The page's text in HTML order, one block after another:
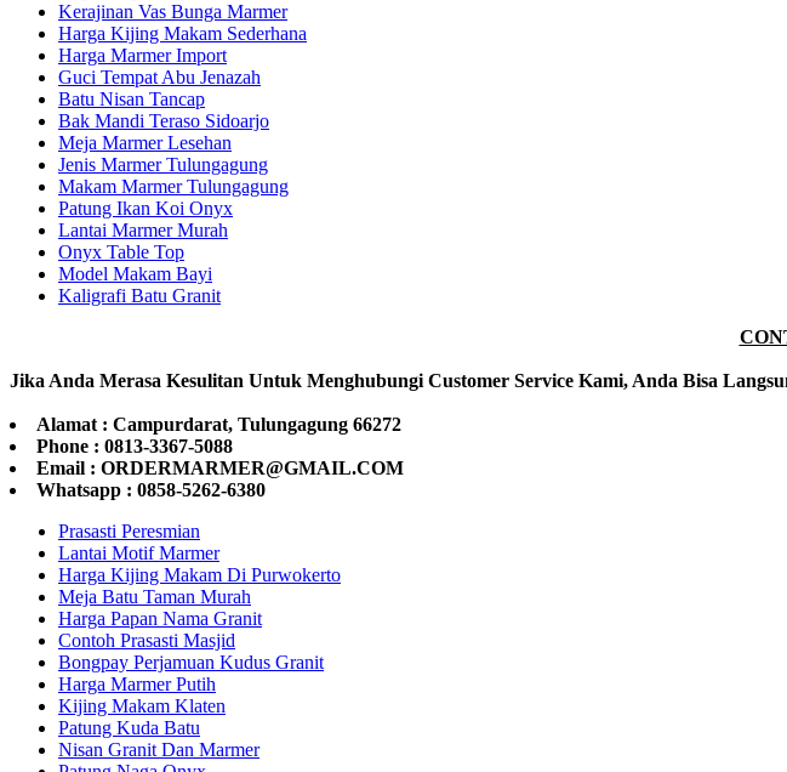
Kerajinan Vas Bunga Marmer
Harga Kijing Makam Sederhana
Harga Marmer Import
Guci Tempat Abu Jenazah
Batu Nisan Tancap
Bak Mandi Teraso Sidoarjo
Meja Marmer Lesehan
Jenis Marmer Tulungagung
Makam Marmer Tulungagung
Patung Ikan Koi Onyx
Lantai Marmer Murah
Onyx Table Top
Model Makam Bayi
Kaligrafi Batu Granit
Jika Anda Merasa Kesulitan Untuk Menghubungi Customer Service Kami, Anda Bisa
Alamat : Campurdarat, Tulungagung 66272
Phone : 0813-3367-5088
Email : ORDERMARMER@GMAIL.COM
Whatsapp : 0858-5262-6380
Prasasti Peresmian
Lantai Motif Marmer
Harga Kijing Makam Di Purwokerto
Meja Batu Taman Murah
Harga Papan Nama Granit
Contoh Prasasti Masjid
Bongpay Perjamuan Kudus Granit
Harga Marmer Putih
Kijing Makam Klaten
Patung Kuda Batu
Nisan Granit Dan Marmer